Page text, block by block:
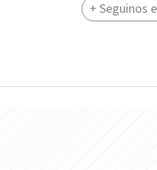
+ Seguinos